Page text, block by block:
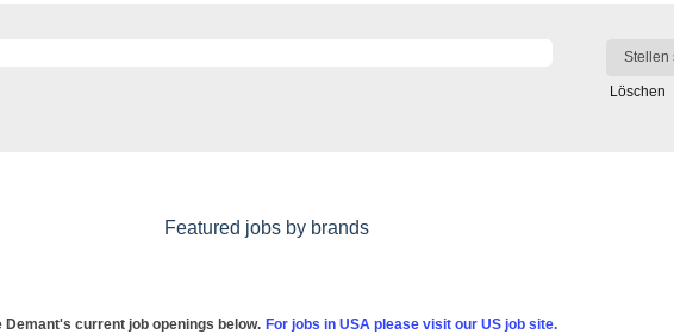
Löschen
Featured jobs by brands
Demant's current job openings below. For jobs in USA please visit our US job site.